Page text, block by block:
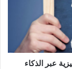
عبر الذكاء